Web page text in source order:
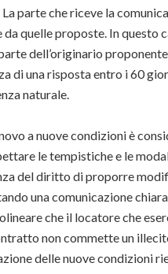
parte che riceve la
quelle proposte. In questo
dell’originario
di una risposta entro i 60
naturale.
a nuove condizioni è
le tempistiche e le
del diritto di proporre
una comunicazione
che il locatore che
non commette un
delle nuove condizioni